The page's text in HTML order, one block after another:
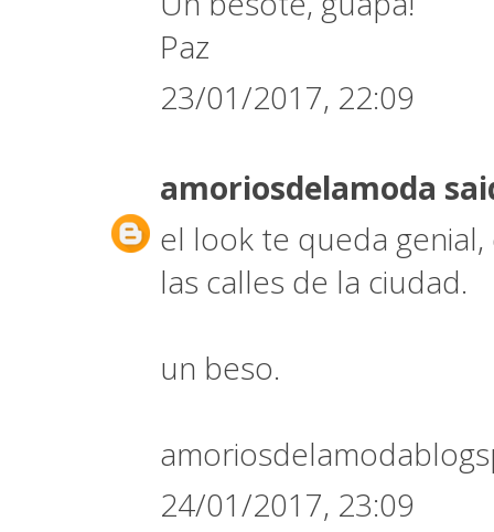
Paz
23/01/2017, 22:09
amoriosdelamoda
el look te queda
las calles de la ciudad.
un beso.
24/01/2017, 23:09